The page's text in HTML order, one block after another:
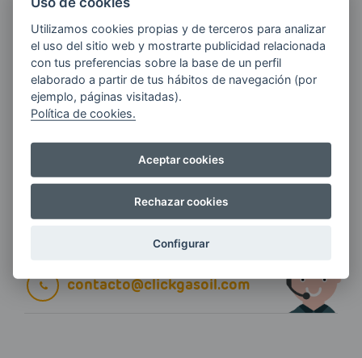
E-MAIL
Quiero recibir las últimas novedades de AVIA
ENERGIAS por cualquier medio, incluido
electrónico.Más información
pedido escríbenos a:
contacto@clickgasoil.com
Utilizamos cookies propias y de terceros para analizar
el uso del sitio web y mostrarte publicidad relacionada
con tus preferencias sobre la base de un perfil
elaborado a partir de tus hábitos de navegación (por
ejemplo, páginas visitadas).
Política de cookies.
Aceptar cookies
Rechazar cookies
Configurar